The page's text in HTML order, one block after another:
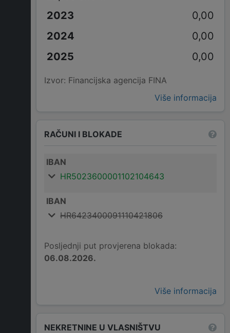
0,00
0,00
0,00
Izvor: Financijska agencija FINA
Više informacija
RAČUNI I BLOKADE
IBAN
HR5023600001102104643
IBAN
HR6423400091110421806
Posljednji put provjerena blokada:
06.08.2026.
Više informacija
NEKRETNINE U VLASNIŠTVU